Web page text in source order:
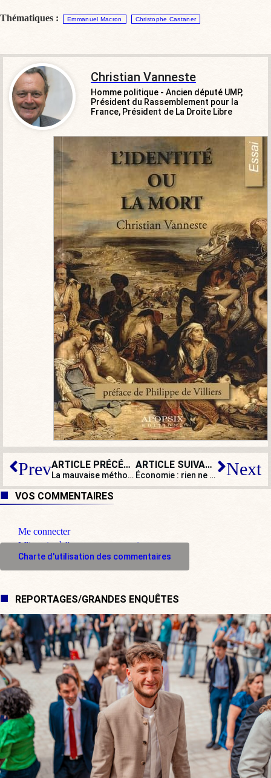
Thématiques : Emmanuel Macron Christophe Castaner
Christian Vanneste
Homme politique - Ancien député UMP,
Président du Rassemblement pour la
France, Président de La Droite Libre
Prev ARTICLE PRÉCÉDENT
La mauvaise méthode qui discrédite la conversion énergétique
ARTICLE SUIVANT
Économie : rien ne va plus dans le monde Next
VOS COMMENTAIRES
Me connecter
M'inscrire à l'espace commentaire
Charte d'utilisation des commentaires
REPORTAGES/GRANDES ENQUÊTES